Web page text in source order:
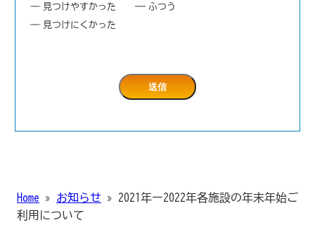
見つけやすかった
ふつう
見つけにくかった
Home » お知らせ » 2021年ー2022年各施設の年末年始ご
利用について